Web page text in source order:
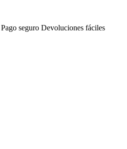
Pago seguro Devoluciones fáciles